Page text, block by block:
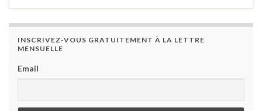
INSCRIVEZ-VOUS GRATUITEMENT À LA LETTRE
MENSUELLE
Email